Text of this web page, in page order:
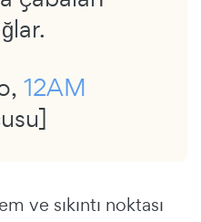
12AM
ve sıkıntı noktası